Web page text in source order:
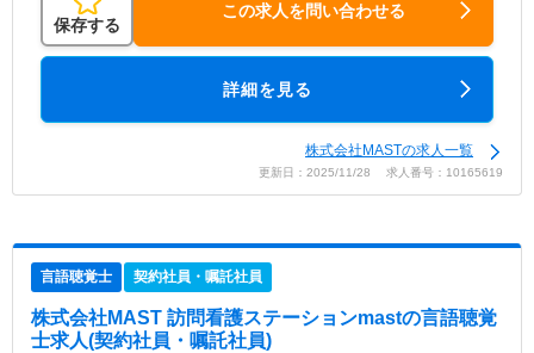
保存する
この求人を問い合わせる
詳細を見る
株式会社MASTの求人一覧
更新日：2025/11/28 求人番号：10165619
言語聴覚士 契約社員・嘱託社員
株式会社MAST 訪問看護ステーションmastの言語聴覚
士求人(契約社員・嘱託社員)